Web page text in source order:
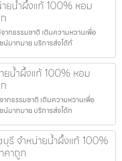
ยน้ำผึ้งแท้ 100% หอม
กธรรมชาติ เติมความหวานเพื่อ
น์มากมาย บริการส่งได้ทั่
ยน้ำผึ้งแท้ 100% หอม
กธรรมชาติ เติมความหวานเพื่อ
น์มากมาย บริการส่งได้ท
รี จำหน่ายน้ำผึ้งแท้ 100%
คาถูก